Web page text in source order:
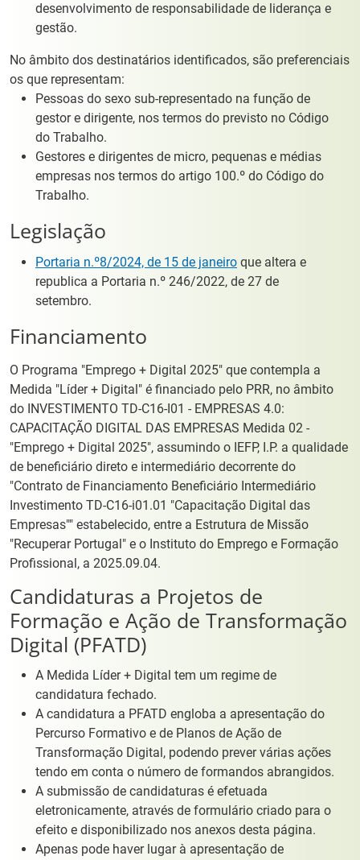
desenvolvimento de responsabilidade de liderança e
gestão.
No âmbito dos destinatários identificados, são preferenciais
os que representam:
Pessoas do sexo sub-representado na função de
gestor e dirigente, nos termos do previsto no Código
do Trabalho.
Gestores e dirigentes de micro, pequenas e médias
empresas nos termos do artigo 100.º do Código do
Trabalho.
Legislação
Portaria n.º8/2024, de 15 de janeiro que altera e
republica a Portaria n.º 246/2022, de 27 de
setembro.
Financiamento
O Programa "Emprego + Digital 2025" que contempla a
Medida "Líder + Digital" é financiado pelo PRR, no âmbito
do INVESTIMENTO TD-C16-I01 - EMPRESAS 4.0:
CAPACITAÇÃO DIGITAL DAS EMPRESAS Medida 02 -
"Emprego + Digital 2025", assumindo o IEFP, I.P. a qualidade
de beneficiário direto e intermediário decorrente do
"Contrato de Financiamento Beneficiário Intermediário
Investimento TD-C16-i01.01 "Capacitação Digital das
Empresas"" estabelecido, entre a Estrutura de Missão
"Recuperar Portugal" e o Instituto do Emprego e Formação
Profissional, a 2025.09.04.
Candidaturas a Projetos de
Formação e Ação de Transformação
Digital (PFATD)
A Medida Líder + Digital tem um regime de
candidatura fechado.
A candidatura a PFATD engloba a apresentação do
Percurso Formativo e de Planos de Ação de
Transformação Digital, podendo prever várias ações
tendo em conta o número de formandos abrangidos.
A submissão de candidaturas é efetuada
eletronicamente, através de formulário criado para o
efeito e disponibilizado nos anexos desta página.
Apenas pode haver lugar à apresentação de